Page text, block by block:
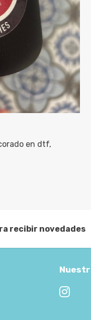
en dtf,
recibir novedades